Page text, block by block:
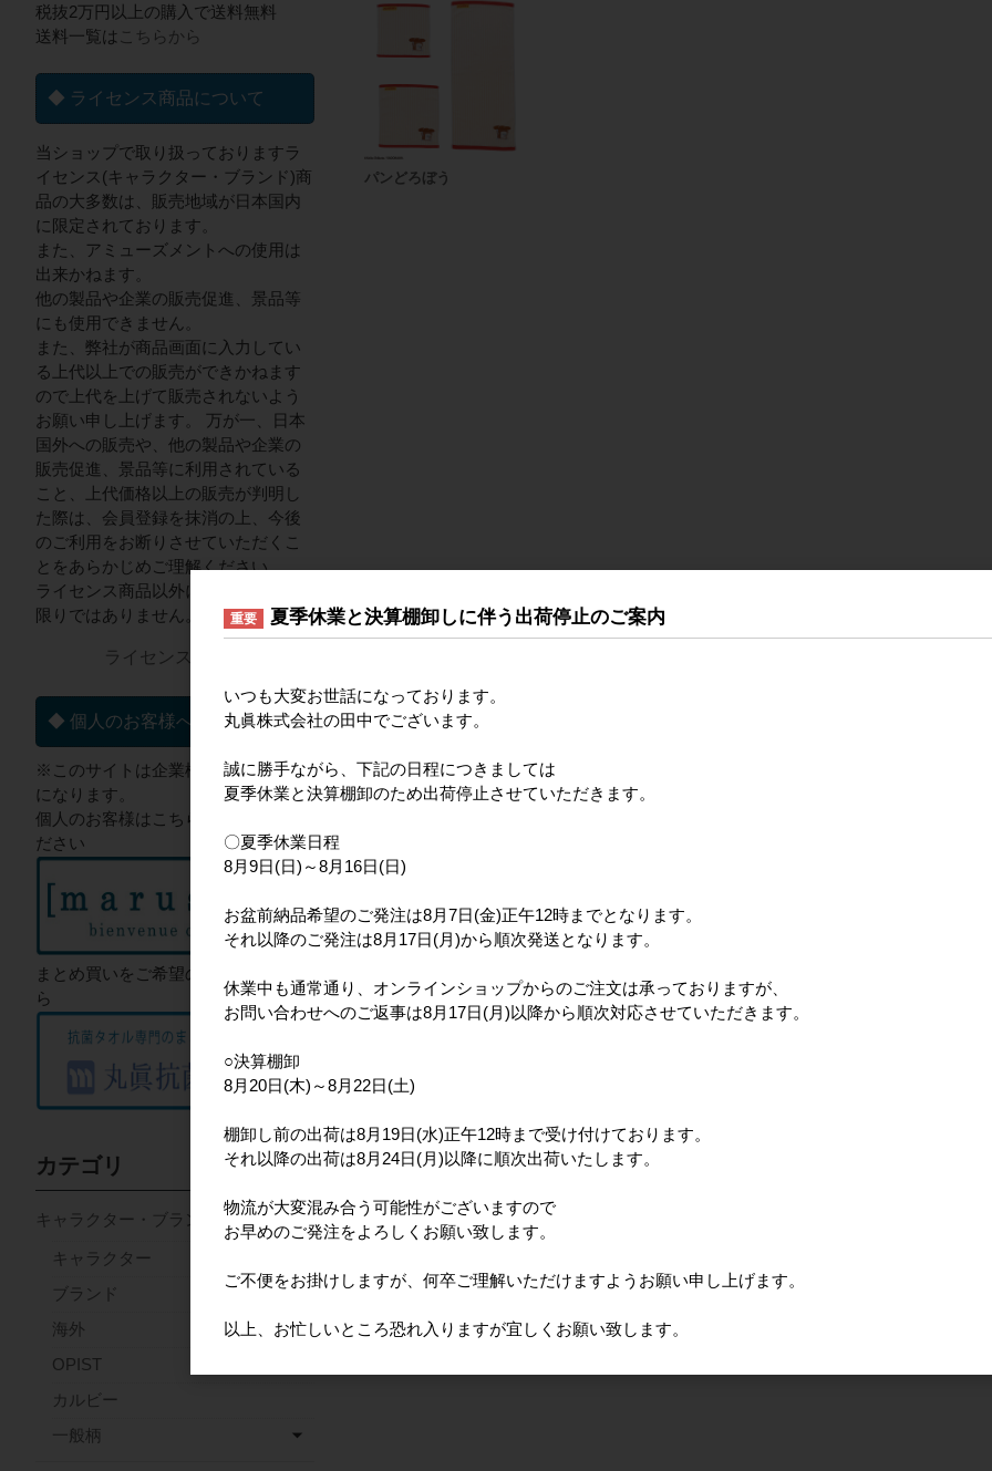
パンどろぼう
税抜2万円以上の購入で送料無料
送料一覧は こちらから
◆ ライセンス商品について
当ショップで取り扱っておりますラ
イセンス(キャラクター・ブランド)商
品の大多数は、販売地域が日本国内
に限定されております。
また、アミューズメントへの使用は
出来かねます。
他の製品や企業の販売促進、景品等
にも使用できません。
また、弊社が商品画面に入力してい
る上代以上での販売ができかねます
ので上代を上げて販売されないよう
お願い申し上げます。 万が一、日本
国外への販売や、他の製品や企業の
販売促進、景品等に利用されている
こと、上代価格以上の販売が判明し
た際は、会員登録を抹消の上、今後
のご利用をお断りさせていただくこ
とをあらかじめご理解ください。
ライセンス商品以外についてはこの
限りではありません。
ライセンス一覧▼
◆ 個人のお客様へ
※このサイトは企業様向けのサイト
になります。
個人のお客様はこちらからご確認く
ださい
まとめ買いをご希望のお客様はこち
ら
カテゴリ
キャラクター・ブランド
キャラクター
ブランド
海外
OPIST
カルビー
一般柄
重要 夏季休業と決算棚卸しに伴う出荷停止のご案内
いつも大変お世話になっております。
丸眞株式会社の田中でございます。
誠に勝手ながら、下記の日程につきましては
夏季休業と決算棚卸のため出荷停止させていただきます。
〇夏季休業日程
8月9日(日)～8月16日(日)
お盆前納品希望のご発注は8月7日(金)正午12時までとなります。
それ以降のご発注は8月17日(月)から順次発送となります。
休業中も通常通り、オンラインショップからのご注文は承っておりますが、
お問い合わせへのご返事は8月17日(月)以降から順次対応させていただきます。
○決算棚卸
8月20日(木)～8月22日(土)
棚卸し前の出荷は8月19日(水)正午12時まで受け付けております。
それ以降の出荷は8月24日(月)以降に順次出荷いたします。
物流が大変混み合う可能性がございますので
お早めのご発注をよろしくお願い致します。
ご不便をお掛けしますが、何卒ご理解いただけますようお願い申し上げます。
以上、お忙しいところ恐れ入りますが宜しくお願い致します。